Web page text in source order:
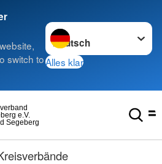
switch to
Sprache wechseln zu
Alles klar
Segeberg
e.V.